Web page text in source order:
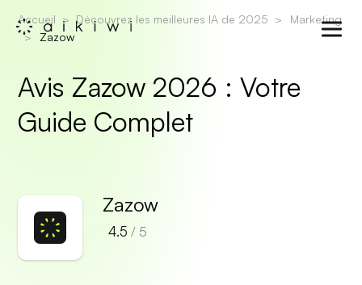
Accueil Découvrez les meilleures IA de 2025
Marketing
Zazow
Avis Zazow 2026 : Votre
Guide Complet
Zazow
4.5 / 5